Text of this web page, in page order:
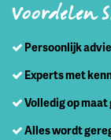
Persoonlijk
Experts met
Volledig op
Alles wordt